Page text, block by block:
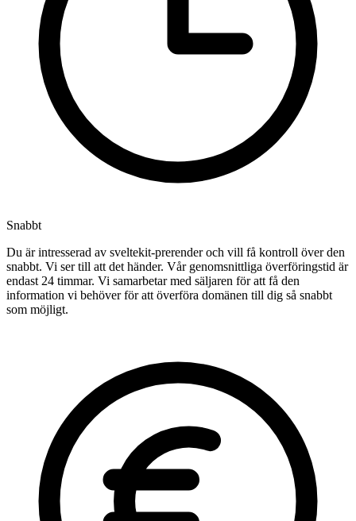
Snabbt
Du är intresserad av sveltekit-prerender och vill få kontroll över den
snabbt. Vi ser till att det händer. Vår genomsnittliga överföringstid är
endast 24 timmar. Vi samarbetar med säljaren för att få den
information vi behöver för att överföra domänen till dig så snabbt
som möjligt.